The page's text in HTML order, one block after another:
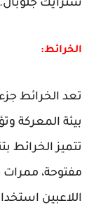
سترايك جلوبال.
الخرائط:
تعد الخرائط
بيئة المعركة
تتميز الخرائط
مفتوحة، ممرات
اللاعبين